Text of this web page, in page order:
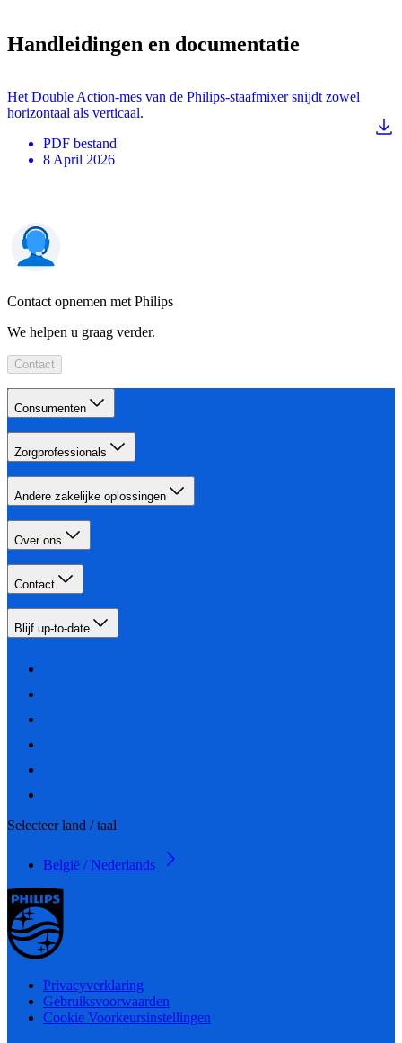
Handleidingen en documentatie
Het Double Action-mes van de Philips-staafmixer snijdt zowel
horizontaal als verticaal.
PDF bestand
8 April 2026
Contact opnemen met Philips
We helpen u graag verder.
Contact
Consumenten
Zorgprofessionals
Andere zakelijke oplossingen
Over ons
Contact
Blijf up-to-date
Selecteer land / taal
België / Nederlands
Privacyverklaring
Gebruiksvoorwaarden
Cookie Voorkeursinstellingen